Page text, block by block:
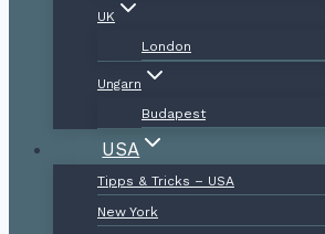
UK
London
Ungarn
Budapest
USA
Tipps & Tricks – USA
New York